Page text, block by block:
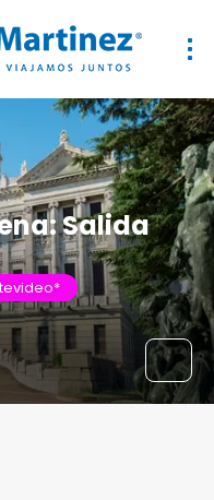
Salida